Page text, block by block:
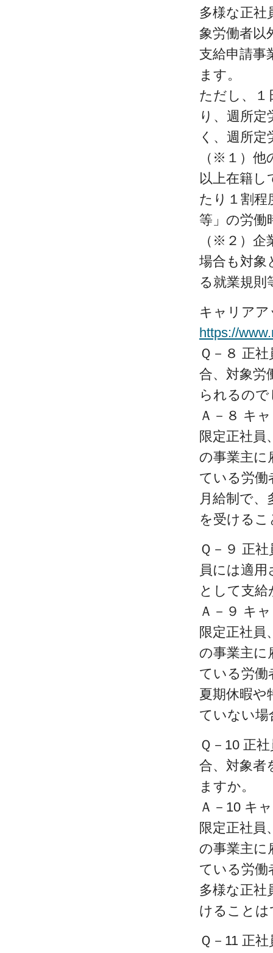
多様な正社
象労働者以
支給申請事
ます。
ただし、１
り、週所
く、週所
（※１）他
以上在籍し
たり１割程
等」の労働
（※２）企
場合も対象
る就業規則
キャリアア
https://
Ｑ－８ 正
合、対象労
られるの
Ａ－８ キ
限定正社員
の事業主に
ている労働
月給制で
を受ける
Ｑ－９ 正
員には適
として支
Ａ－９ キ
限定正社員
の事業主に
ている労働
夏期休暇や
ていない
Ｑ－10 正
合、対象者
ますか。
Ａ－10 キ
限定正社員
の事業主に
ている労働
多様な正社
けること
Ｑ－11 正